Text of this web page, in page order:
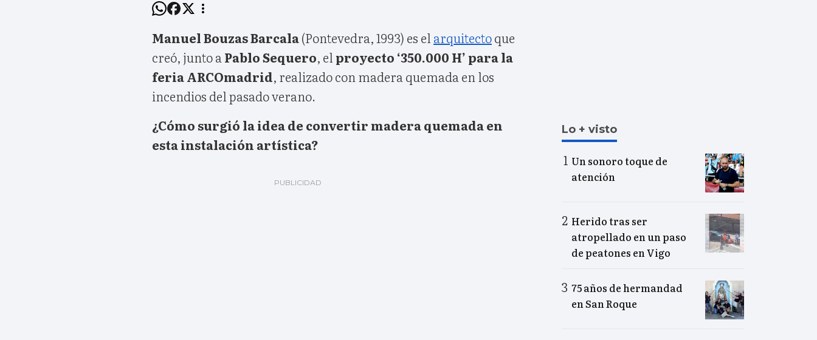
Manuel Bouzas Barcala(Pontevedra, 1993) es el arquitectoque
creó, junto a Pablo Sequero, el proyecto ‘350.000 H’ para la
feria ARCOmadrid, realizado con madera quemada en los
incendios del pasado verano.
¿Cómo surgió la idea de convertir madera quemada en
esta instalación artística?
Lo + visto
Un sonoro toque de
atención
Herido tras ser
atropellado en un paso
de peatones en Vigo
75 años de hermandad
en San Roque